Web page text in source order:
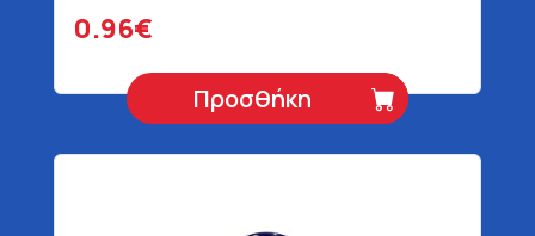
0.96€
Προσθήκη